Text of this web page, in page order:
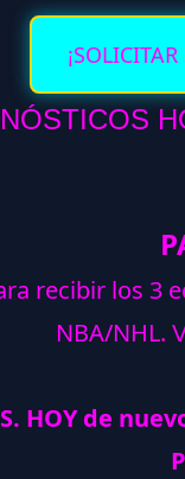
recibir los 3
NBA/NHL.
HOY de